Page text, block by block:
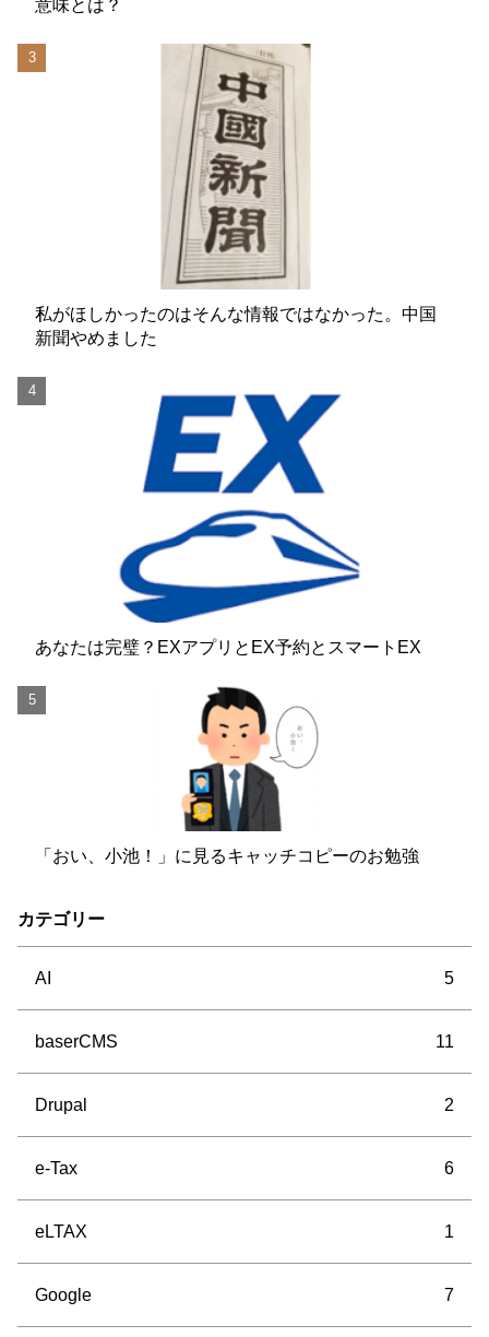
意味とは？
私がほしかったのはそんな情報ではなかった。中国
新聞やめました
あなたは完璧？EXアプリとEX予約とスマートEX
「おい、小池！」に見るキャッチコピーのお勉強
カテゴリー
AI 5
baserCMS 11
Drupal 2
e-Tax 6
eLTAX 1
Google 7